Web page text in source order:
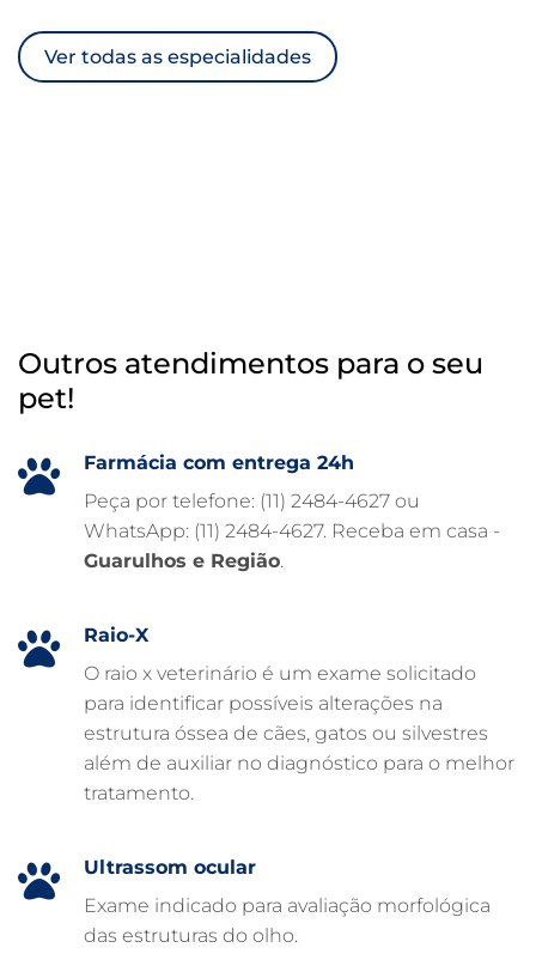
TRATAMENTO DE ANIMAIS
HOSPITAL VETERINÁRIO 24 HORAS
HOSPITAL VETERINÁRIO
FISIOTERAPIA VETERINÁRIA
FARMÁCIA VETERINÁRIA 24H
EMERGÊNCIA VETERINÁRIA
EMERGÊNCIA PARA PETS
CUIDADOS INTENSIVOS EM ANIMAIS
CLÍNICA VETERINÁRIA ARCA
CLÍNICA VETERINÁRIA 24 HORAS
Ver todas as especialidades
Outros atendimentos para o seu
pet!
Farmácia com entrega 24h
Peça por telefone: (11) 2484-4627 ou
WhatsApp: (11) 2484-4627. Receba em casa -
Guarulhos e Região.
Raio-X
O raio x veterinário é um exame solicitado
para identificar possíveis alterações na
estrutura óssea de cães, gatos ou silvestres
além de auxiliar no diagnóstico para o melhor
tratamento.
Ultrassom ocular
Exame indicado para avaliação morfológica
das estruturas do olho.